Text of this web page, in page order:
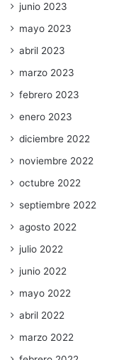
junio 2023
mayo 2023
abril 2023
marzo 2023
febrero 2023
enero 2023
diciembre 2022
noviembre 2022
octubre 2022
septiembre 2022
agosto 2022
julio 2022
junio 2022
mayo 2022
abril 2022
marzo 2022